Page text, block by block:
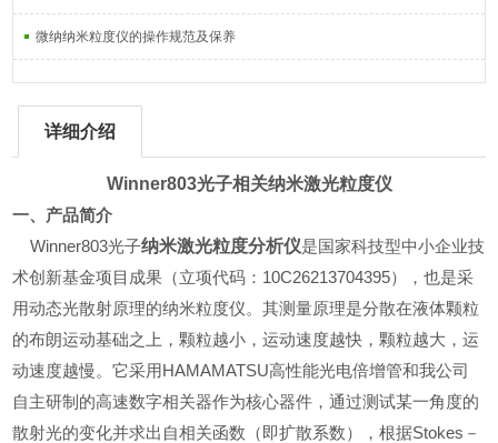
微纳纳米粒度仪的操作规范及保养
详细介绍
Winner803光子相关纳米激光粒度仪
一、产品简介
Winner803光子纳米激光粒度分析仪是国家科技型中小企业技
术创新基金项目成果（立项代码：10C26213704395），也是采
用动态光散射原理的纳米粒度仪。其测量原理是分散在液体颗粒
的布朗运动基础之上，颗粒越小，运动速度越快，颗粒越大，运
动速度越慢。它采用HAMAMATSU高性能光电倍增管和我公司
自主研制的高速数字相关器作为核心器件，通过测试某一角度的
散射光的变化并求出自相关函数（即扩散系数），根据Stokes－